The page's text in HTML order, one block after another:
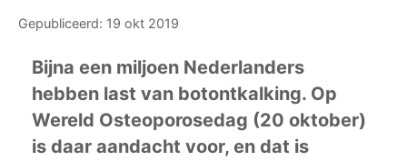
Gepubliceerd: 19 okt 2019
Bijna een miljoen Nederlanders
hebben last van botontkalking. Op
Wereld Osteoporosedag (20 oktober)
is daar aandacht voor, en dat is